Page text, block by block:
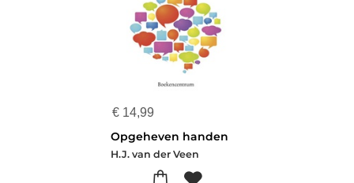
€ 14,99
Opgeheven handen
H.J. van der Veen